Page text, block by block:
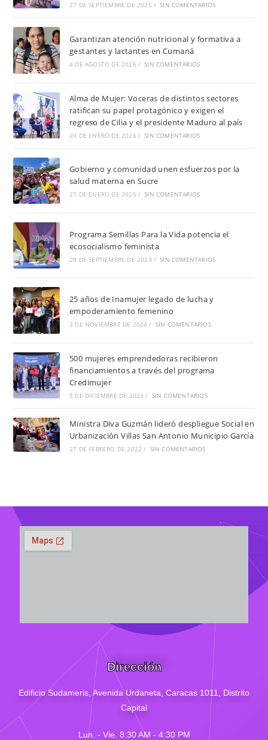
27 DE SEPTIEMBRE DE 2025 / SIN COMENTARIOS
Garantizan atención nutricional y formativa a
gestantes y lactantes en Cumaná
4 DE AGOSTO DE 2026 / SIN COMENTARIOS
Alma de Mujer: Voceras de distintos sectores
ratifican su papel protagónico y exigen el
regreso de Cilia y el presidente Maduro al país
20 DE ENERO DE 2026 / SIN COMENTARIOS
Gobierno y comunidad unen esfuerzos por la
salud materna en Sucre
27 DE ENERO DE 2025 / SIN COMENTARIOS
Programa Semillas Para la Vida potencia el
ecosocialismo feminista
28 DE SEPTIEMBRE DE 2023 / SIN COMENTARIOS
25 años de Inamujer legado de lucha y
empoderamiento femenino
3 DE NOVIEMBRE DE 2024 / SIN COMENTARIOS
500 mujeres emprendedoras recibieron
financiamientos a través del programa
Credimujer
5 DE DICIEMBRE DE 2023 / SIN COMENTARIOS
Ministra Diva Guzmán lideró despliegue Social en
Urbanización Villas San Antonio Municipio García
27 DE FEBRERO DE 2022 / SIN COMENTARIOS
Dirección
Edificio Sudameris, Avenida Urdaneta, Caracas 1011, Distrito
Capital
Lun. - Vie. 8:30 AM - 4:30 PM